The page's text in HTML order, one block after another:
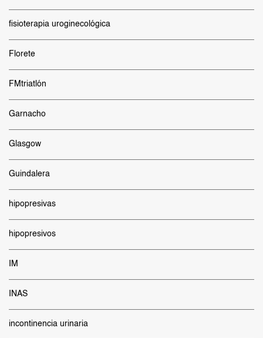
fisioterapia uroginecológica
Florete
FMtriatlón
Garnacho
Glasgow
Guindalera
hipopresivas
hipopresivos
IM
INAS
incontinencia urinaria